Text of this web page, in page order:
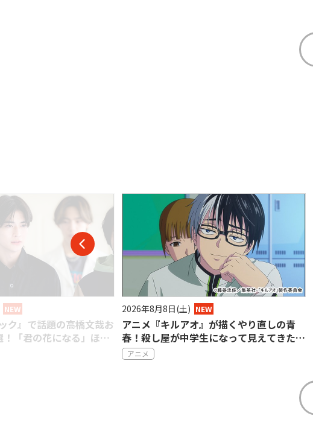
NEW
ク』で話題の高橋文哉お
「君の花になる」ほか
2026年8月8日(土) NEW
アニメ『キルアオ』が描くやり直しの青
春！殺し屋が中学生になって見えてきたも
の【松井玲奈】
アニメ